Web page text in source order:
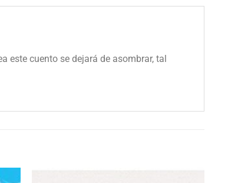
este cuento se dejará de asombrar, tal